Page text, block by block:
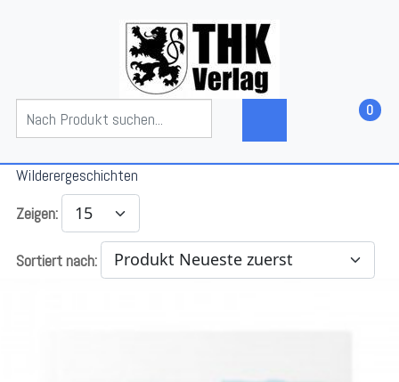
0
Wilderergeschichten
Zeigen:
Sortiert nach: